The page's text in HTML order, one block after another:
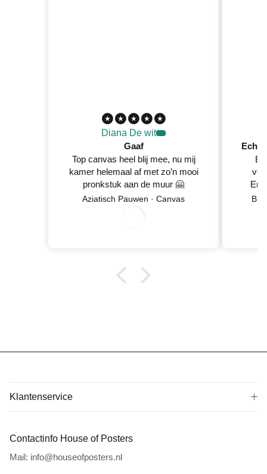
Diana De wit
Gaaf
Top canvas heel blij mee, nu mij
kamer helemaal af met zo’n mooi
pronkstuk aan de muur 🤗
Aziatisch Pauwen · Canvas
8
/
5
2
0
2
En
Klantenservice
Contactinfo House of Posters
Mail: info@houseofposters.nl